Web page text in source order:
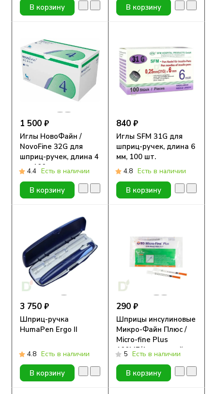
В корзину В корзину
1 500 ₽
Иглы НовоФайн /
NovoFine 32G для
шприц-ручек, длина 4
мм, 100 шт.
4.4 Есть в наличии
В корзину
840 ₽
Иглы SFM 31G для
шприц-ручек, длина 6
мм, 100 шт.
4.8 Есть в наличии
В корзину
3 750 ₽
Шприц-ручка
HumaPen Ergo II
4.8 Есть в наличии
В корзину
290 ₽
Шприцы инсулиновые
Микро-Файн Плюс /
Micro-fine Plus
100МЕ/1мл с иглой
30G (0.30мм*8мм), 10
шт.
5 Есть в наличии
В корзину